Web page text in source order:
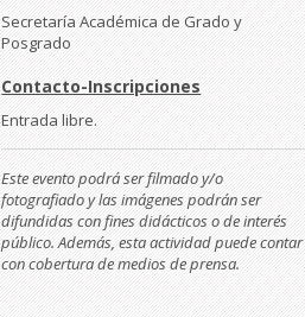
Secretaría Académica de Grado y
Posgrado
Contacto-Inscripciones
Entrada libre.
Este evento podrá ser filmado y/o
fotografiado y las imágenes podrán ser
difundidas con fines didácticos o de interés
público. Además, esta actividad puede contar
con cobertura de medios de prensa.